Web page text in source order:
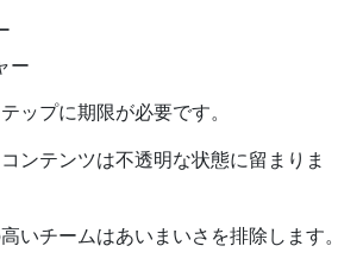
ー
ップに期限が必要です。
ンテンツは不透明な状態に留まりま
いチームはあいまいさを排除します。